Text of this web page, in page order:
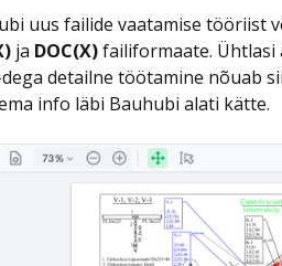
uus failide vaatamise tööriist
ja DOC(X)failiformaate. Ühtlasi
dega detailne töötamine nõuab
info läbi Bauhubi alati kätte.